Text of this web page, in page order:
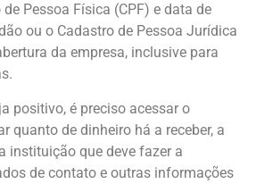
Pessoa Física (CPF) e data de
ou o Cadastro de Pessoa Jurídica
da empresa, inclusive para
positivo, é preciso acessar o
quanto de dinheiro há a receber, a
instituição que deve fazer a
de contato e outras informações